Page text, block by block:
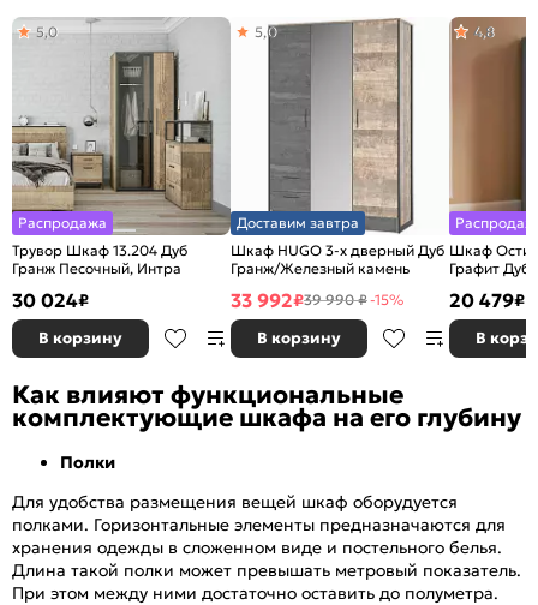
Распродажа
Трувор Шкаф 13.204 Дуб
Гранж Песочный, Интра
5,0
30 024₽
В корзину
Доставим завтра
Шкаф HUGO 3-х дверный Дуб
Гранж/Железный камень
5,0
33 992₽39 990 ₽-15%
В корзину
Шкаф
Графит Дуб
4,8
20 479₽
В
Как влияют функциональные
комплектующие шкафа на его глубину
Полки
Для удобства размещения вещей шкаф оборудуется
полками. Горизонтальные элементы предназначаются для
хранения одежды в сложенном виде и постельного белья.
Длина такой полки может превышать метровый показатель.
При этом между ними достаточно оставить до полуметра.